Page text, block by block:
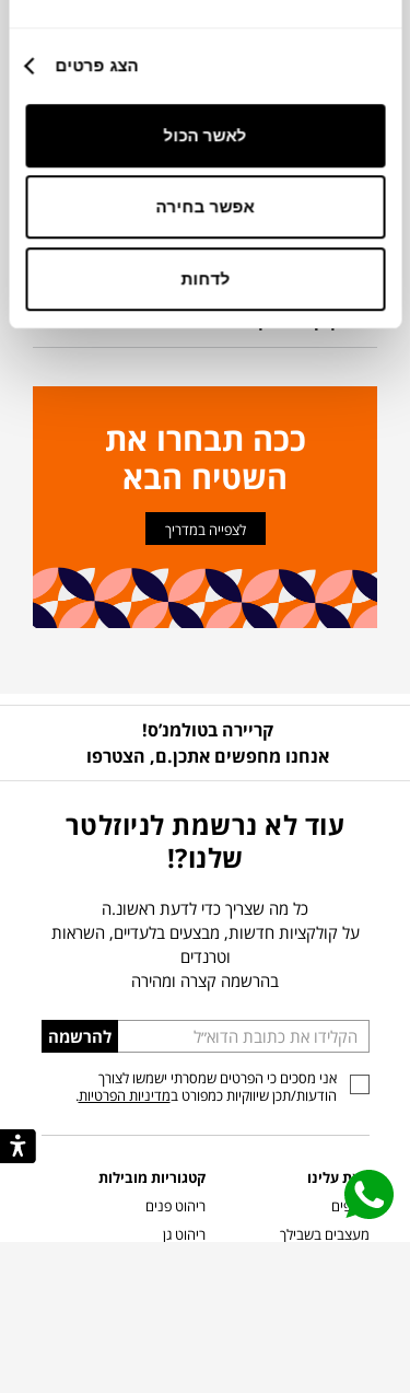
הצג פרטים
לאשר הכול
אפשר בחירה
לדחות
מידע על חומרים
פרטים נוספים
ניקיון ותחזוקה
ככה תבחרו את
השטיח הבא
לצפייה במדריך
קריירה בטולמנ’ס!
אנחנו מחפשים אתכן.ם, הצטרפו
עוד לא נרשמת לניוזלטר
שלנו?!
כל מה שצריך כדי לדעת ראשונ.ה
על קולקציות חדשות, מבצעים בלעדיים, השראות
וטרנדים
בהרשמה קצרה ומהירה
הכניסו
כתובת
דוא”ל
להרשמה
אני מסכים כי הפרטים שמסרתי ישמשו לצורך
הודעות/תכן שיווקיות כמפורט במדיניות הפרטיות.
קצת עלינו
סניפים
מעצבים בשבילך
קטגוריות מובילות
ריהוט פנים
ריהוט גן